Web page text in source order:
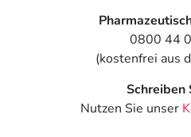
0800 44
(kostenfrei aus
Schreiben
Nutzen Sie unser